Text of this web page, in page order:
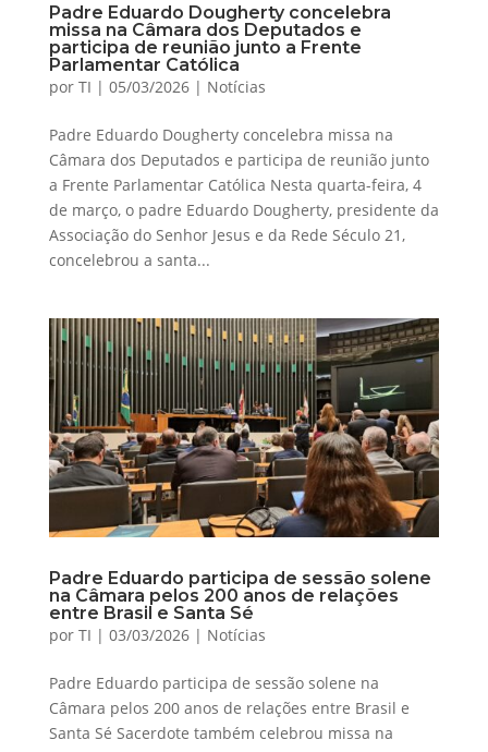
Padre Eduardo Dougherty concelebra
missa na Câmara dos Deputados e
participa de reunião junto a Frente
Parlamentar Católica
por TI | 05/03/2026| Notícias
Padre Eduardo Dougherty concelebra missa na
Câmara dos Deputados e participa de reunião junto
a Frente Parlamentar Católica Nesta quarta-feira, 4
de março, o padre Eduardo Dougherty, presidente da
Associação do Senhor Jesus e da Rede Século 21,
concelebrou a santa...
Padre Eduardo participa de sessão solene
na Câmara pelos 200 anos de relações
entre Brasil e Santa Sé
por TI | 03/03/2026| Notícias
Padre Eduardo participa de sessão solene na
Câmara pelos 200 anos de relações entre Brasil e
Santa Sé Sacerdote também celebrou missa na